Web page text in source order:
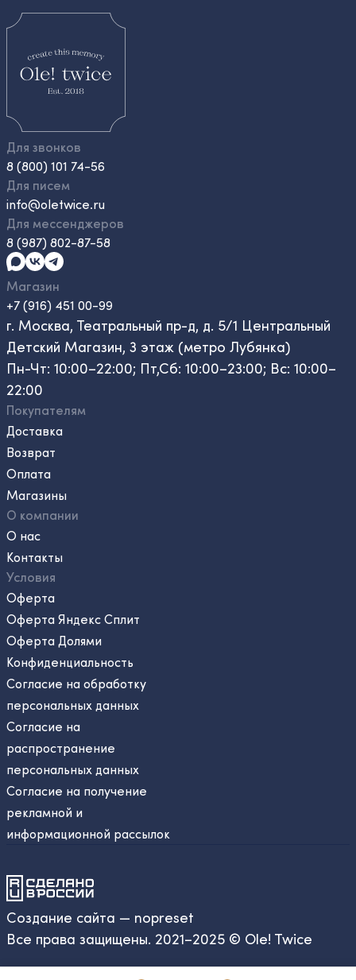
Для звонков
8 (800) 101 74-56
Для писем
info@oletwice.ru
Для мессенджеров
8 (987) 802-87-58
Магазин
+7 (916) 451 00-99
г. Москва, Театральный пр-д, д. 5/1 Центральный
Детский Магазин, 3 этаж (метро Лубянка)
Пн-Чт: 10:00–22:00; Пт,Сб: 10:00–23:00; Вс: 10:00–
22:00
Покупателям
Доставка
Возврат
Оплата
Магазины
О компании
О нас
Контакты
Условия
Оферта
Оферта Яндекс Сплит
Оферта Долями
Конфиденциальность
Согласие на обработку
персональных данных
Согласие на
распространение
персональных данных
Согласие на получение
рекламной и
информационной рассылок
Создание сайта — nopreset
Все права защищены. 2021–2025 © Ole! Twice